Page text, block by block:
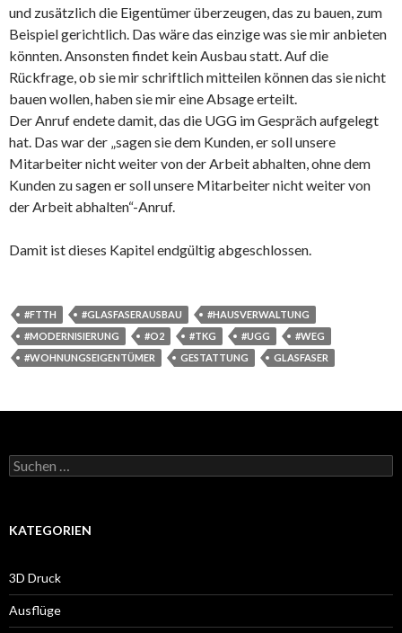
und zusätzlich die Eigentümer überzeugen, das zu bauen, zum
Beispiel gerichtlich. Das wäre das einzige was sie mir anbieten
könnten. Ansonsten findet kein Ausbau statt. Auf die
Rückfrage, ob sie mir schriftlich mitteilen können das sie nicht
bauen wollen, haben sie mir eine Absage erteilt.
Der Anruf endete damit, das die UGG im Gespräch aufgelegt
hat. Das war der „sagen sie dem Kunden, er soll unsere
Mitarbeiter nicht weiter von der Arbeit abhalten, ohne dem
Kunden zu sagen er soll unsere Mitarbeiter nicht weiter von
der Arbeit abhalten“-Anruf.
Damit ist dieses Kapitel endgültig abgeschlossen.
#FTTH #GLASFASERAUSBAU
#HAUSVERWALTUNG
#MODERNISIERUNG
#O2 #TKG #UGG
#WEG
#WOHNUNGSEIGENTÜMER
GESTATTUNG GLASFASER
Suche
nach:
KATEGORIEN
3D Druck
Ausflüge